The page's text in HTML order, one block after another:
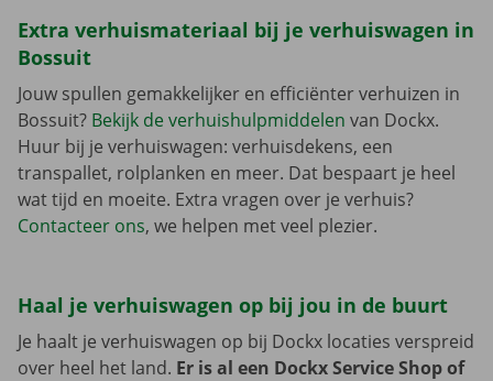
Extra verhuismateriaal bij je verhuiswagen in
Bossuit
Jouw spullen gemakkelijker en efficiënter verhuizen in
Bossuit? Bekijk de verhuishulpmiddelen van Dockx.
Huur bij je verhuiswagen: verhuisdekens, een
transpallet, rolplanken en meer. Dat bespaart je heel
wat tijd en moeite. Extra vragen over je verhuis?
Contacteer ons, we helpen met veel plezier.
Haal je verhuiswagen op bij jou in de buurt
Je haalt je verhuiswagen op bij Dockx locaties verspreid
over heel het land. Er is al een Dockx Service Shop of